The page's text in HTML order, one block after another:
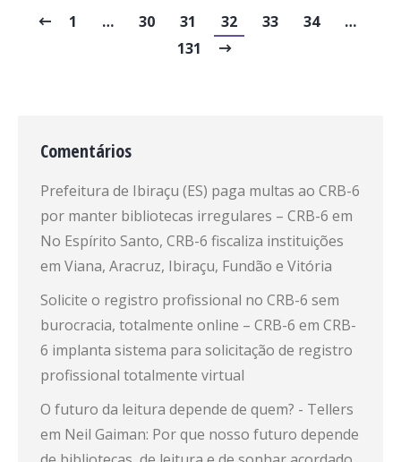
1 … 30 31 32 33 34
…
131
Comentários
Prefeitura de Ibiraçu (ES) paga multas ao CRB-6
por manter bibliotecas irregulares – CRB-6 em
No Espírito Santo, CRB-6 fiscaliza instituições
em Viana, Aracruz, Ibiraçu, Fundão e Vitória
Solicite o registro profissional no CRB-6 sem
burocracia, totalmente online – CRB-6 em CRB-
6 implanta sistema para solicitação de registro
profissional totalmente virtual
O futuro da leitura depende de quem? - Tellers
em Neil Gaiman: Por que nosso futuro depende